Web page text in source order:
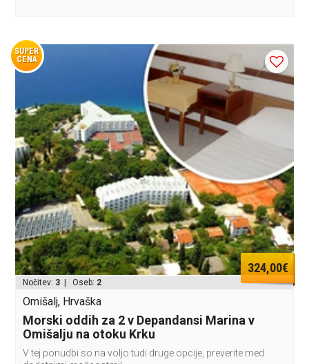
SUPER
CENA
324,00€
Nočitev: 3 | Oseb: 2
Omišalj, Hrvaška
Morski oddih za 2 v Depandansi Marina v
Omišalju na otoku Krku
V tej ponudbi so na voljo tudi druge opcije, preverite med